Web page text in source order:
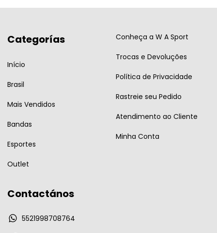
Categorías
Início
Brasil
Mais Vendidos
Bandas
Esportes
Outlet
Conheça a W A Sport
Trocas e Devoluções
Política de Privacidade
Rastreie seu Pedido
Atendimento ao Cliente
Minha Conta
Contactános
5521998708764